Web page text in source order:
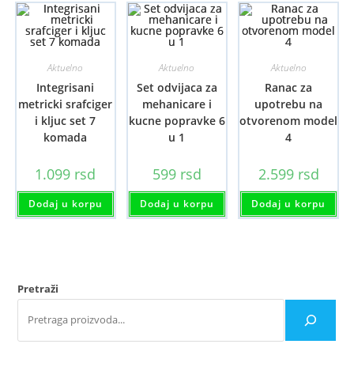
Aktuelno
Integrisani
metricki srafciger
i kljuc set 7
komada
1.099 rsd
Dodaj u korpu
Aktuelno
Set odvijaca za
mehanicare i
kucne popravke 6
u 1
599 rsd
Dodaj u korpu
Aktuelno
Ranac za
upotrebu na
otvorenom model
4
2.599 rsd
Dodaj u korpu
Pretraži